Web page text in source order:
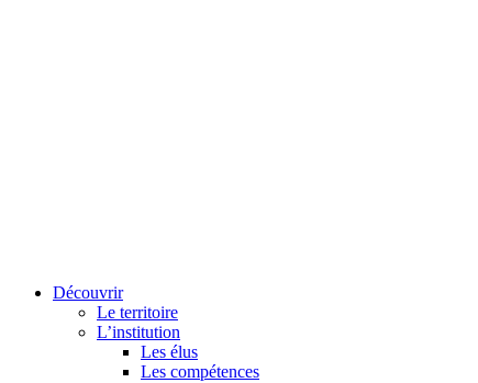
Découvrir
Le territoire
L’institution
Les élus
Les compétences